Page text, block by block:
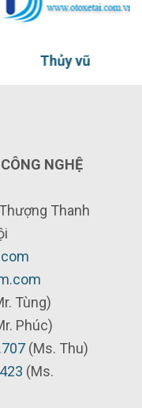
Thủy vũ
NGHỆ
Thanh
Tùng)
Phúc)
(Ms. Thu)
(Ms.